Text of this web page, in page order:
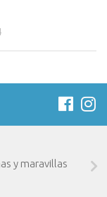
y maravillas